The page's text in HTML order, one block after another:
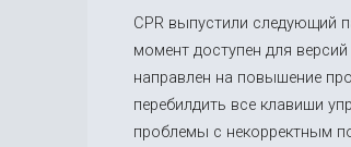
CPR выпустили следующий
момент доступен для
направлен на повышение
перебилдить все клавиши
проблемы с некорректным